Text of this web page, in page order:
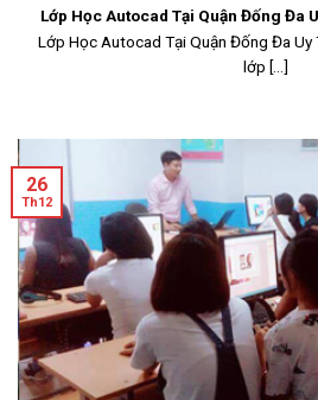
Lớp Học Autocad Tại Quận Đống Đa
Lớp Học Autocad Tại Quận Đống Đa Uy
lớp [...]
26
Th12